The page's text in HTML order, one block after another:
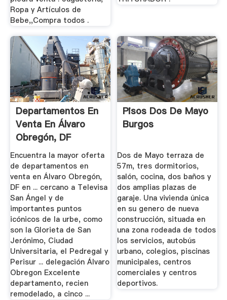
Ropa y Artículos de
Bebe,,Compra todos .
Departamentos En
Venta En Álvaro
Obregón, DF
Encuentra la mayor oferta
de departamentos en
venta en Álvaro Obregón,
DF en ... cercano a Televisa
San Ángel y de
importantes puntos
icónicos de la urbe, como
son la Glorieta de San
Jerónimo, Ciudad
Universitaria, el Pedregal y
Perisur ... delegación Álvaro
Obregon Excelente
departamento, recien
remodelado, a cinco ...
Pisos Dos De Mayo
Burgos
Dos de Mayo terraza de
57m, tres dormitorios,
salón, cocina, dos baños y
dos amplias plazas de
garaje. Una vivienda única
en su genero de nueva
construcción, situada en
una zona rodeada de todos
los servicios, autobús
urbano, colegios, piscinas
municipales, centros
comerciales y centros
deportivos.